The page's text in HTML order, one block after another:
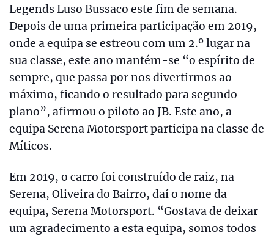
Legends Luso Bussaco este fim de semana.
Depois de uma primeira participação em 2019,
onde a equipa se estreou com um 2.º lugar na
sua classe, este ano mantém-se “o espírito de
sempre, que passa por nos divertirmos ao
máximo, ficando o resultado para segundo
plano”, afirmou o piloto ao JB. Este ano, a
equipa Serena Motorsport participa na classe de
Míticos.
Em 2019, o carro foi construído de raiz, na
Serena, Oliveira do Bairro, daí o nome da
equipa, Serena Motorsport. “Gostava de deixar
um agradecimento a esta equipa, somos todos